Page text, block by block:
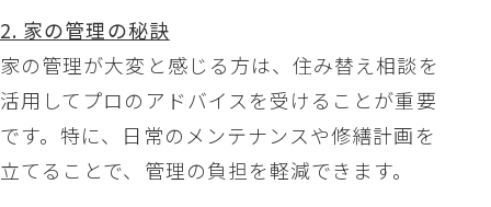
2. 家の管理の秘訣
家の管理が大変と感じる方は、住み替え相談を
活用してプロのアドバイスを受けることが重要
です。特に、日常のメンテナンスや修繕計画を
立てることで、管理の負担を軽減できます。